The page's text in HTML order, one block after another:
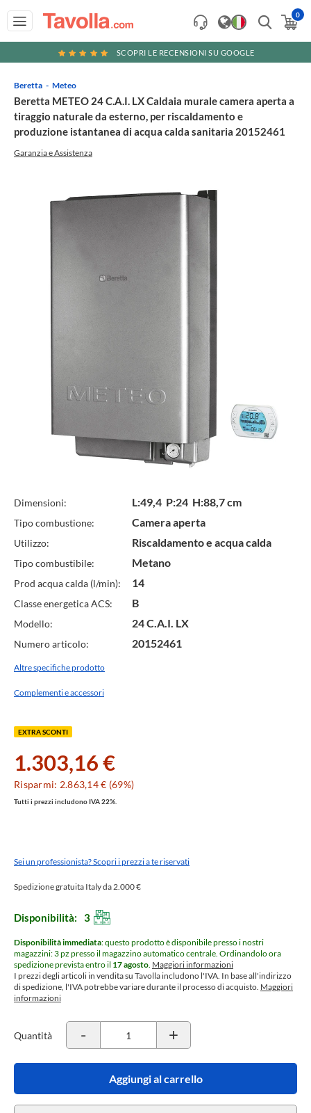
0
SCOPRI LE RECENSIONI SU GOOGLE
Beretta Meteo
Beretta METEO 24 C.A.I. LX Caldaia murale camera aperta a
tiraggio naturale da esterno, per riscaldamento e
produzione istantanea di acqua calda sanitaria 20152461
Garanzia e Assistenza
Specifiche
Tecniche
Dimensioni: L:49,4 P:24 H:88,7 cm
Tipo combustione: Camera aperta
Utilizzo: Riscaldamento e acqua calda
Tipo combustibile: Metano
Prod acqua calda (l/min): 14
Classe energetica ACS: B
Modello: 24 C.A.I. LX
Numero articolo: 20152461
Altre specifiche prodotto
Complementi e accessori
EXTRA SCONTI
1.303,16 €
Risparmi: 2.863,14 € (69%)
Tutti i prezzi includono IVA 22%.
Sei un professionista? Scopri i prezzi a te riservati
Spedizione gratuita Italy da 2.000 €
Disponibilità: 3
Disponibilità immediata: questo prodotto è disponibile presso i nostri
magazzini: 3 pz presso il magazzino automatico centrale. Ordinandolo ora
spedizione prevista entro il 17 agosto. Maggiori informazioni
I prezzi degli articoli in vendita su Tavolla includono l'IVA. In base all'indirizzo
di spedizione, l'IVA potrebbe variare durante il processo di acquisto. Maggiori
informazioni
Quantità - +
Aggiungi al carrello